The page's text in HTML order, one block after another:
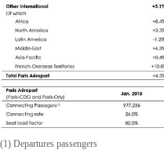
(1) Departures passengers